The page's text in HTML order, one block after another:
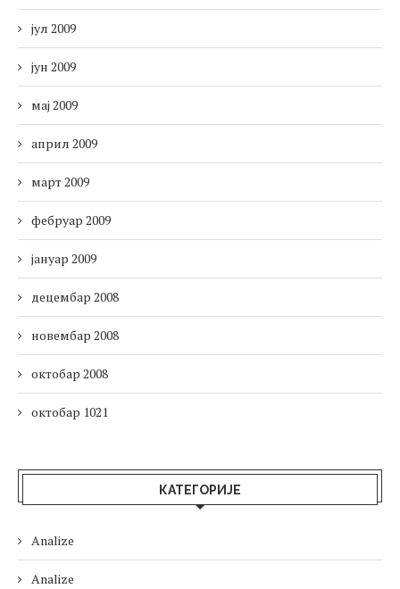
јул 2009
јун 2009
мај 2009
април 2009
март 2009
фебруар 2009
јануар 2009
децембар 2008
новембар 2008
октобар 2008
октобар 1021
КАТЕГОРИЈЕ
Analize
Analize